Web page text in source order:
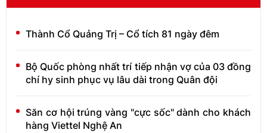
Thành Cổ Quảng Trị – Cổ tích 81 ngày đêm
Bộ Quốc phòng nhất trí tiếp nhận vợ của 03 đồng
chí hy sinh phục vụ lâu dài trong Quân đội
Săn cơ hội trúng vàng "cực sốc" dành cho khách
hàng Viettel Nghệ An